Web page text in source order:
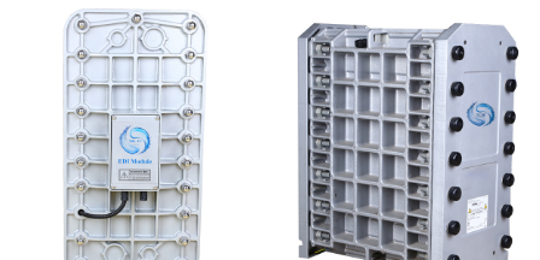
MK-TC100 EDI设备 MK-TC50 EDI设备